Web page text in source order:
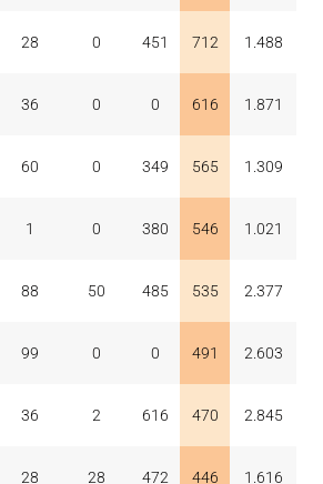
28 0 451 712 1.488
36 0 0 616 1.871
60 0 349 565 1.309
1 0 380 546 1.021
88 50 485 535 2.377
99 0 0 491 2.603
36 2 616 470 2.845
28 28 472 446 1.616